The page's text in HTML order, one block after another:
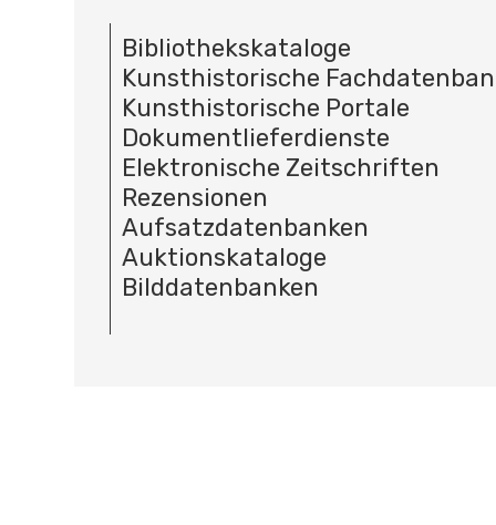
Bibliothekskataloge
Kunsthistorische
Kunsthistorische Portale
Dokumentlieferdienste
Elektronische Zeitschriften
Rezensionen
Aufsatzdatenbanken
Auktionskataloge
Bilddatenbanken